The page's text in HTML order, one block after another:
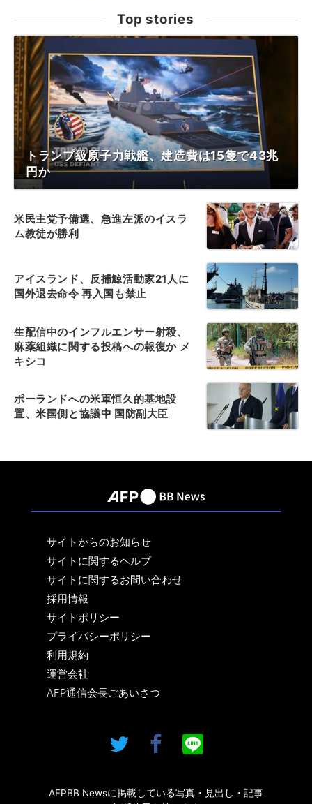
Top stories
トランプ級原子力戦艦、建造費は15隻で43兆
円か
米民主党予備選、急進左派のイスラ
ム教徒が勝利
アイスランド、反捕鯨活動家21人に
国外退去命令 再入国も禁止
生配信中のインフルエンサー射殺、
麻薬組織に関する投稿への報復か メ
キシコ
ポーランドへの米軍恒久的基地設
置、米国側と協議中 国防副大臣
サイトからのお知らせ
サイトに関するヘルプ
サイトに関するお問い合わせ
採用情報
サイトポリシー
プライバシーポリシー
利用規約
運営会社
AFP通信会長ごあいさつ
AFPBB Newsに掲載している写真・見出し・記事